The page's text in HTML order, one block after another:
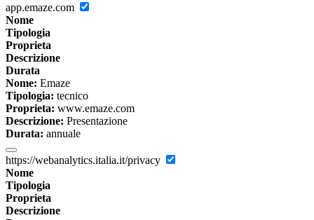
app.emaze.com
Nome
Tipologia
Proprieta
Descrizione
Durata
Nome: Emaze
Tipologia: tecnico
Proprieta: www.emaze.com
Descrizione: Presentazione
Durata: annuale
https://webanalytics.italia.it/privacy
Nome
Tipologia
Proprieta
Descrizione